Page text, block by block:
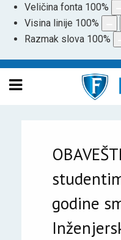
Veličina fonta 100%
Visina linije 100%
Razmak slova 100%
godine